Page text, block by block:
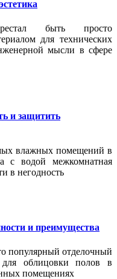
быть просто
для технических
мысли в сфере
и защитить
влажных помещений в
с водой межкомнатная
в негодность
и преимущества
популярный отделочный
для облицовки полов в
помещениях